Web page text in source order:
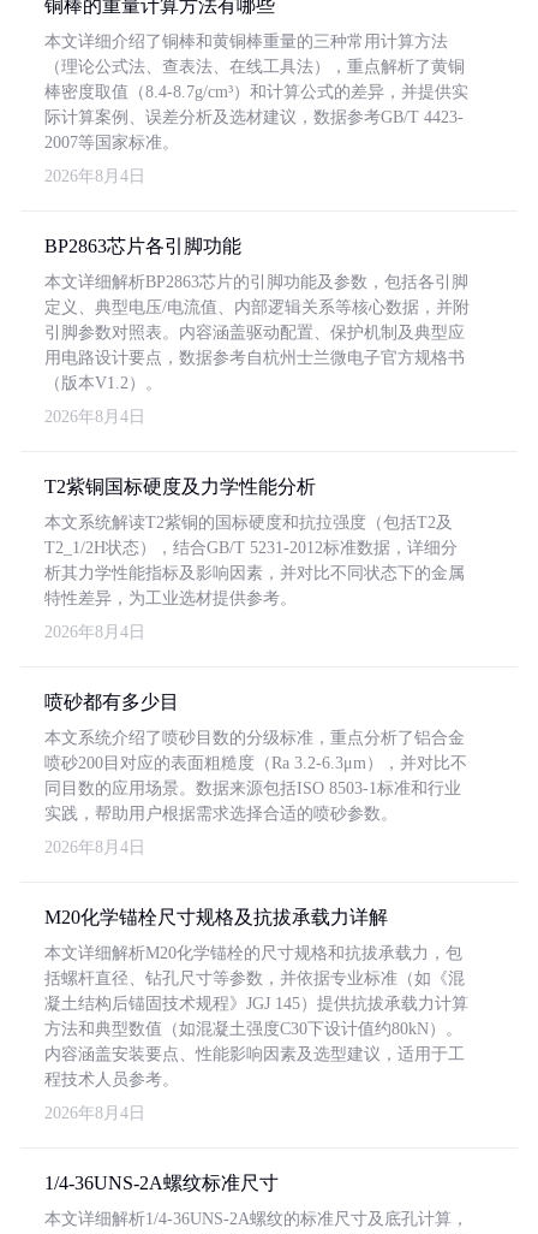
铜棒的重量计算方法有哪些
本文详细介绍了铜棒和黄铜棒重量的三种常用计算方法
（理论公式法、查表法、在线工具法），重点解析了黄铜
棒密度取值（8.4-8.7g/cm³）和计算公式的差异，并提供实
际计算案例、误差分析及选材建议，数据参考GB/T 4423-
2007等国家标准。
2026年8月4日
BP2863芯片各引脚功能
本文详细解析BP2863芯片的引脚功能及参数，包括各引脚
定义、典型电压/电流值、内部逻辑关系等核心数据，并附
引脚参数对照表。内容涵盖驱动配置、保护机制及典型应
用电路设计要点，数据参考自杭州士兰微电子官方规格书
（版本V1.2）。
2026年8月4日
T2紫铜国标硬度及力学性能分析
本文系统解读T2紫铜的国标硬度和抗拉强度（包括T2及
T2_1/2H状态），结合GB/T 5231-2012标准数据，详细分
析其力学性能指标及影响因素，并对比不同状态下的金属
特性差异，为工业选材提供参考。
2026年8月4日
喷砂都有多少目
本文系统介绍了喷砂目数的分级标准，重点分析了铝合金
喷砂200目对应的表面粗糙度（Ra 3.2-6.3μm），并对比不
同目数的应用场景。数据来源包括ISO 8503-1标准和行业
实践，帮助用户根据需求选择合适的喷砂参数。
2026年8月4日
M20化学锚栓尺寸规格及抗拔承载力详解
本文详细解析M20化学锚栓的尺寸规格和抗拔承载力，包
括螺杆直径、钻孔尺寸等参数，并依据专业标准（如《混
凝土结构后锚固技术规程》JGJ 145）提供抗拔承载力计算
方法和典型数值（如混凝土强度C30下设计值约80kN）。
内容涵盖安装要点、性能影响因素及选型建议，适用于工
程技术人员参考。
2026年8月4日
1/4-36UNS-2A螺纹标准尺寸
本文详细解析1/4-36UNS-2A螺纹的标准尺寸及底孔计算，